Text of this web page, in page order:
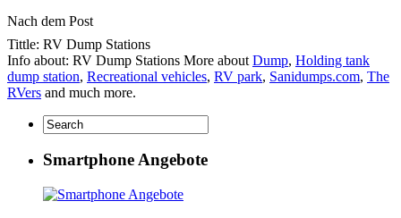
Nach dem Post
Tittle: RV Dump Stations
Info about: RV Dump Stations More about Dump, Holding tank
dump station, Recreational vehicles, RV park, Sanidumps.com, The
RVers and much more.
Smartphone Angebote